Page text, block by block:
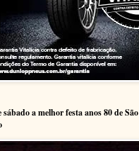
sábado a melhor festa anos 80 de São